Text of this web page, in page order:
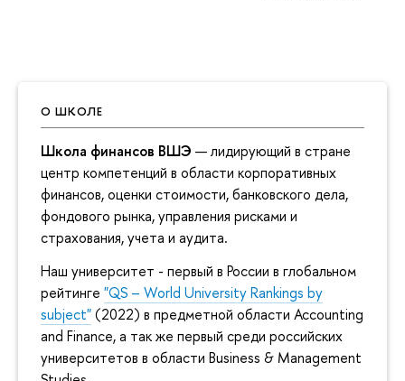
О ШКОЛЕ
Школа финансов ВШЭ — лидирующий в стране
центр компетенций в области корпоративных
финансов, оценки стоимости, банковского дела,
фондового рынка, управления рисками и
страхования, учета и аудита.
Наш университет - первый в России в глобальном
рейтинге "QS – World University Rankings by
subject"(2022) в предметной области Accounting
and Finance, а так же первый среди российских
университетов в области Business & Management